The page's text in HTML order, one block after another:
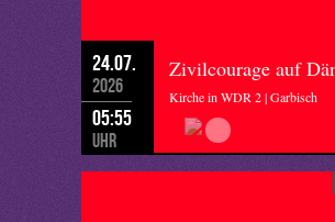
24.07.
2026
05:55
Uhr
Zivilcourage auf
Kirche in WDR 2 | Garbisch